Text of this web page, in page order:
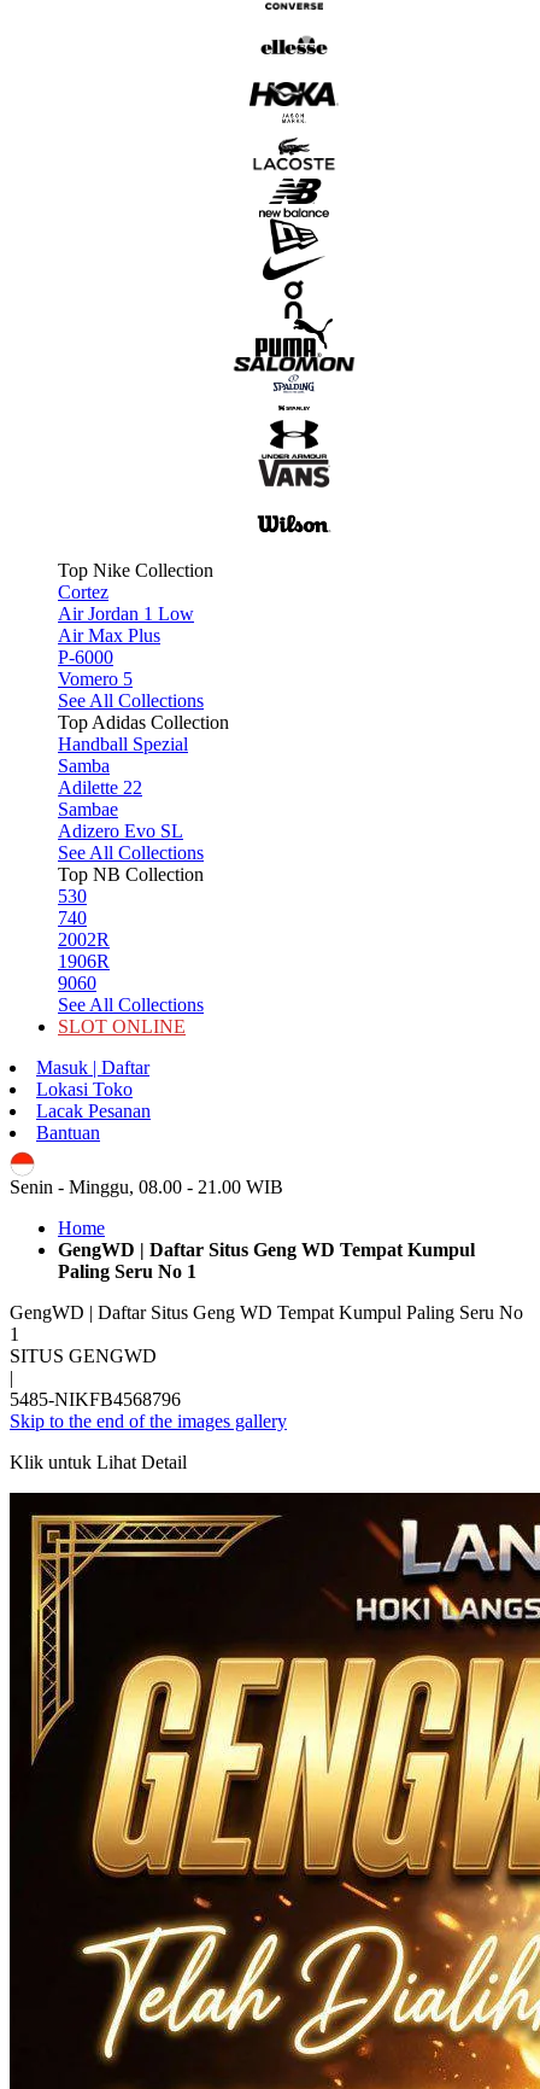
Top Nike Collection
Cortez
Air Jordan 1 Low
Air Max Plus
P-6000
Vomero 5
See All Collections
Top Adidas Collection
Handball Spezial
Samba
Adilette 22
Sambae
Adizero Evo SL
See All Collections
Top NB Collection
530
740
2002R
1906R
9060
See All Collections
SLOT ONLINE
Masuk | Daftar
Lokasi Toko
Lacak Pesanan
Bantuan
Senin - Minggu, 08.00 - 21.00 WIB
Home
GengWD | Daftar Situs Geng WD Tempat Kumpul
Paling Seru No 1
GengWD | Daftar Situs Geng WD Tempat Kumpul Paling Seru No
1
SITUS GENGWD
|
5485-NIKFB4568796
Skip to the end of the images gallery
Klik untuk Lihat Detail